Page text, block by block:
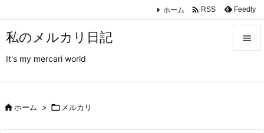
私のメルカリ日記
It's my mercari world

ホーム  RSS Feedly
ホーム >  メルカリ